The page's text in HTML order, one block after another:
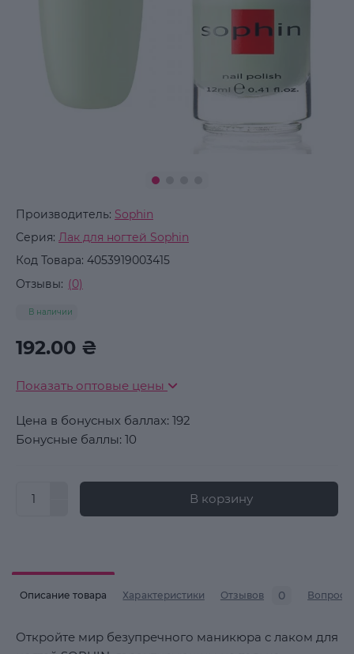
Производитель: Sophin
Серия: Лак для ногтей Sophin
Код Товара: 4053919003415
Отзывы: (0)
В наличии
192.00 ₴
Показать оптовые цены
Цена в бонусных баллах: 192
Бонусные баллы: 10
В корзину
Описание товара Характеристики Отзывов 0 Вопросы
Откройте мир безупречного маникюра с лаком для